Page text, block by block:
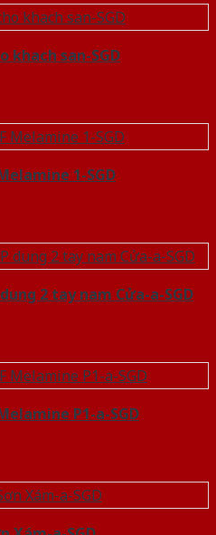
khach san-SGD
1-SGD
2 tay nam Cửa-a-SGD
P1-a-SGD